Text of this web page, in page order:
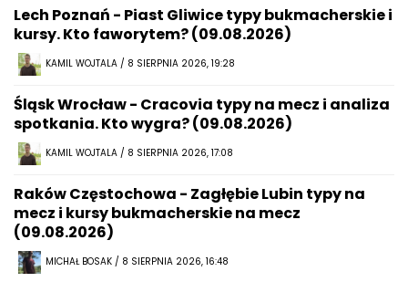
Lech Poznań - Piast Gliwice typy bukmacherskie i
kursy. Kto faworytem? (09.08.2026)
KAMIL WOJTALA / 8 SIERPNIA 2026, 19:28
Śląsk Wrocław - Cracovia typy na mecz i analiza
spotkania. Kto wygra? (09.08.2026)
KAMIL WOJTALA / 8 SIERPNIA 2026, 17:08
Raków Częstochowa - Zagłębie Lubin typy na
mecz i kursy bukmacherskie na mecz
(09.08.2026)
MICHAŁ BOSAK / 8 SIERPNIA 2026, 16:48